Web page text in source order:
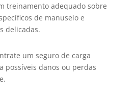
treinamento adequado sobre
de manuseio e
delicadas.
um seguro de carga
possíveis danos ou perdas